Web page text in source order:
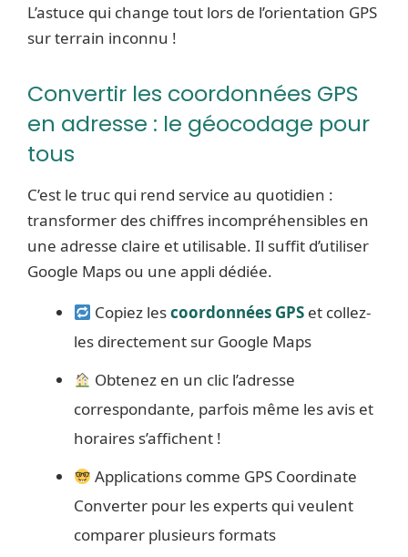
L’astuce qui change tout lors de l’orientation GPS
sur terrain inconnu !
Convertir les coordonnées GPS
en adresse : le géocodage pour
tous
C’est le truc qui rend service au quotidien :
transformer des chiffres incompréhensibles en
une adresse claire et utilisable. Il suffit d’utiliser
Google Maps ou une appli dédiée.
Copiez lescoordonnées GPS et collez-
les directement sur Google Maps
Obtenez en un clic l’adresse
correspondante, parfois même les avis et
horaires s’affichent !
Applications comme GPS Coordinate
Converter pour les experts qui veulent
comparer plusieurs formats